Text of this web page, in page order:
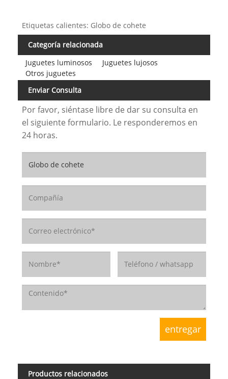
Etiquetas calientes: Globo de cohete
Categoría relacionada
Juguetes luminosos
Juguetes lujosos
Otros juguetes
Enviar Consulta
Por favor, siéntase libre de dar su consulta en
el siguiente formulario. Le responderemos en
24 horas.
Productos relacionados